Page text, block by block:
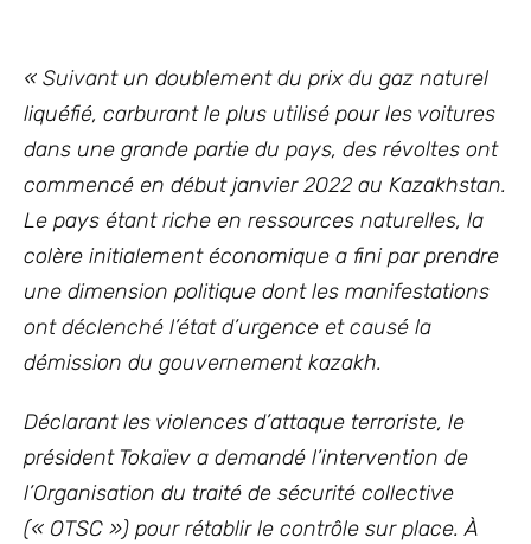
« Suivant un doublement du prix du gaz naturel
liquéfié, carburant le plus utilisé pour les voitures
dans une grande partie du pays, des révoltes ont
commencé en début janvier 2022 au Kazakhstan.
Le pays étant riche en ressources naturelles, la
colère initialement économique a fini par prendre
une dimension politique dont les manifestations
ont déclenché l’état d’urgence et causé la
démission du gouvernement kazakh.
Déclarant les violences d’attaque terroriste, le
président Tokaïev a demandé l’intervention de
l’Organisation du traité de sécurité collective
(« OTSC ») pour rétablir le contrôle sur place. À